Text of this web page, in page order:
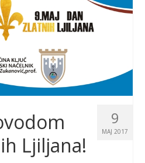
9
MAJ 2017
Ljiljana!